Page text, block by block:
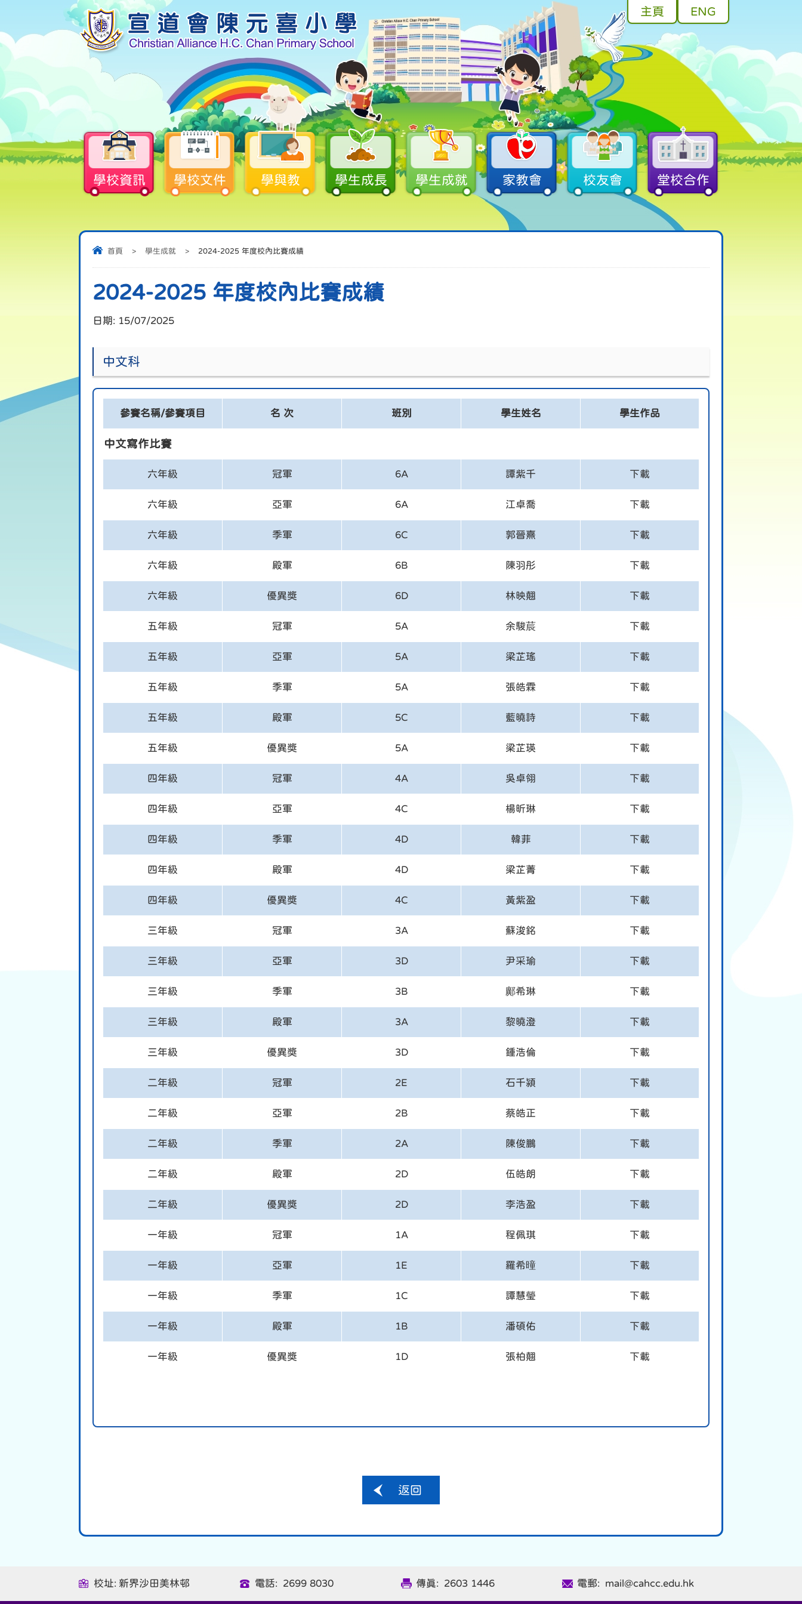
主頁 ENG
學校資訊 學校文件 學與教 學生成長 學生成就 家教會 校友會 堂校合作
首頁 > 學生成就 > 2024-2025 年度校內比賽成績
2024-2025 年度校內比賽成績
日期: 15/07/2025
中文科
參賽名稱/參賽項目 名 次 班別 學生姓名 學生作品
中文寫作比賽
六年級 冠軍 6A 譚紫千 下載
六年級 亞軍 6A 江卓喬 下載
六年級 季軍 6C 郭晉熹 下載
六年級 殿軍 6B 陳羽彤 下載
六年級 優異獎 6D 林映翹 下載
五年級 冠軍 5A 余駿莀 下載
五年級 亞軍 5A 梁芷瑤 下載
五年級 季軍 5A 張皓霖 下載
五年級 殿軍 5C 藍曉詩 下載
五年級 優異獎 5A 梁芷瑛 下載
四年級 冠軍 4A 吳卓翎 下載
四年級 亞軍 4C 楊昕琳 下載
四年級 季軍 4D 韓菲 下載
四年級 殿軍 4D 梁芷菁 下載
四年級 優異獎 4C 黃紫盈 下載
三年級 冠軍 3A 蘇浚銘 下載
三年級 亞軍 3D 尹采瑜 下載
三年級 季軍 3B 鄺希琳 下載
三年級 殿軍 3A 黎曉澄 下載
三年級 優異獎 3D 鍾浩倫 下載
二年級 冠軍 2E 石千潁 下載
二年級 亞軍 2B 蔡皓正 下載
二年級 季軍 2A 陳俊鵬 下載
二年級 殿軍 2D 伍皓朗 下載
二年級 優異獎 2D 李浩盈 下載
一年級 冠軍 1A 程佩琪 下載
一年級 亞軍 1E 羅希曈 下載
一年級 季軍 1C 譚慧瑩 下載
一年級 殿軍 1B 潘碩佑 下載
一年級 優異獎 1D 張柏翹 下載
返回
校址: 新界沙田美林邨 電話: 2699 8030 傳真: 2603 1446 電郵: mail@cahcc.edu.hk